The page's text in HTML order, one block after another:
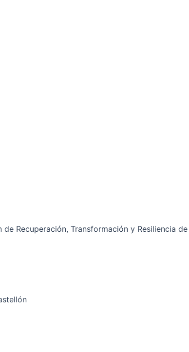
Recuperación, Transformación y Resiliencia